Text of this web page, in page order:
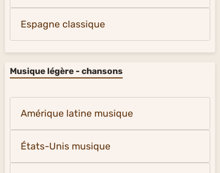
Espagne classique
Musique légère - chansons
Amérique latine musique
États-Unis musique